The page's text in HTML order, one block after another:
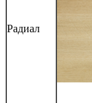
Радиал